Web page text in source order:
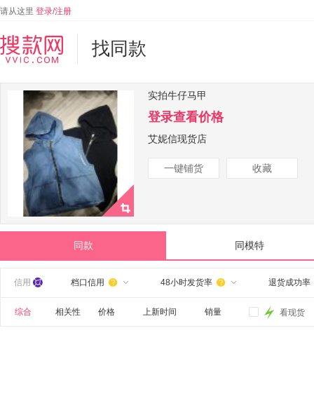
请从这里 登录/注册
找同款
实拍牛仔马甲
登录查看价格
艾妮信现货店
一键铺货 收藏
同款 同模特
信用 档口信用  48小时发货率  退货成功率
综合 相关性 价格 上新时间 销量 看现货